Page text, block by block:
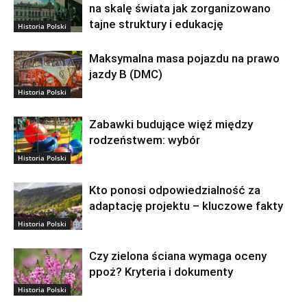
Historia Polski
na skalę świata jak zorganizowano
tajne struktury i edukację
Historia Polski
Maksymalna masa pojazdu na prawo
jazdy B (DMC)
Historia Polski
Zabawki budujące więź między
rodzeństwem: wybór
Historia Polski
Kto ponosi odpowiedzialność za
adaptację projektu – kluczowe fakty
Historia Polski
Czy zielona ściana wymaga oceny
ppoż? Kryteria i dokumenty